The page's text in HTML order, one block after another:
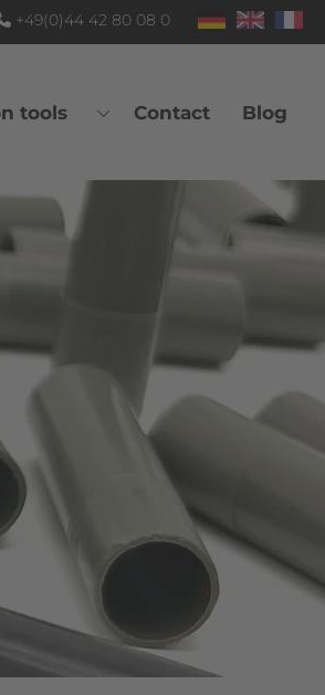
+49(0)44 42 80 08 0
tools Contact Blog